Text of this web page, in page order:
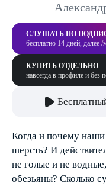
СЛУШАТЬ ПО
бесплатно 14 дней, далее /
КУПИТЬ ОТДЕЛЬНО
навсегда в профиле и без
Когда и почему
шерсть? И
не голые и не
обезьяны? Сколько